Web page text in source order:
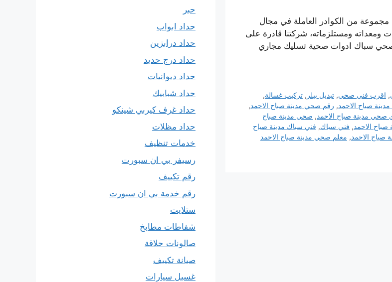
من الكوادر العاملة في مجال
ومستلزماته، شركتنا قادرة على
سباك ادوات صحية تسليك مجاري
, اقرب فني صحي,تبديل بيلر ,تركيب غسالة,
صباح الاحمد, رقم صحي مدينة صباح الاحمد,
صحي مدينة صباح الاحمد, صحي مدينة صباح
الاحمد, فني سباك, فني سباك مدينة صباح
الاحمد, معلم صحي مدينة صباح الاحمد
حبر
حداد ابواب
حداد درابزين
حداد درج حديد
حداد ديوانيات
حداد شبابيك
حداد غرف كيربي شينكو
حداد مظلات
خدمات تنظيف
رسيفر بي ان سبورت
رقم تكييف
رقم خدمة بي ان سبورت
ستلايت
شفاطات مطابخ
صالونات حلاقة
صيانة تكييف
غسيل سيارات